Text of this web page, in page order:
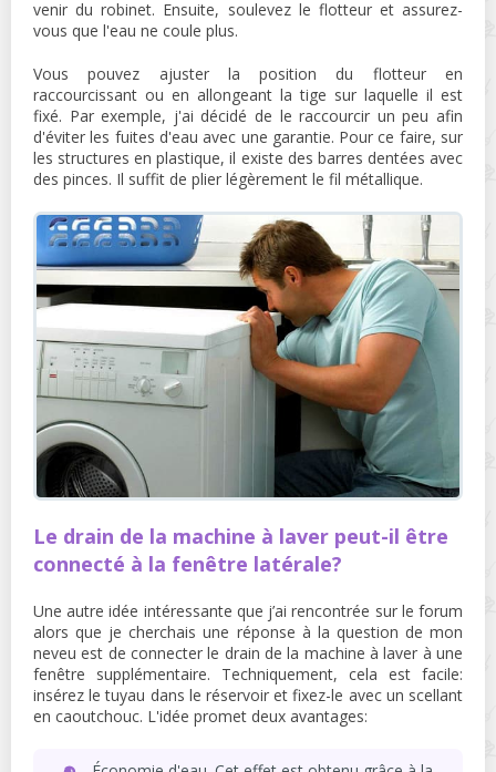
venir du robinet. Ensuite, soulevez le flotteur et assurez-
vous que l'eau ne coule plus.
Vous pouvez ajuster la position du flotteur en
raccourcissant ou en allongeant la tige sur laquelle il est
fixé. Par exemple, j'ai décidé de le raccourcir un peu afin
d'éviter les fuites d'eau avec une garantie. Pour ce faire, sur
les structures en plastique, il existe des barres dentées avec
des pinces. Il suffit de plier légèrement le fil métallique.
Le drain de la machine à laver peut-il être
connecté à la fenêtre latérale?
Une autre idée intéressante que j’ai rencontrée sur le forum
alors que je cherchais une réponse à la question de mon
neveu est de connecter le drain de la machine à laver à une
fenêtre supplémentaire. Techniquement, cela est facile:
insérez le tuyau dans le réservoir et fixez-le avec un scellant
en caoutchouc. L'idée promet deux avantages: